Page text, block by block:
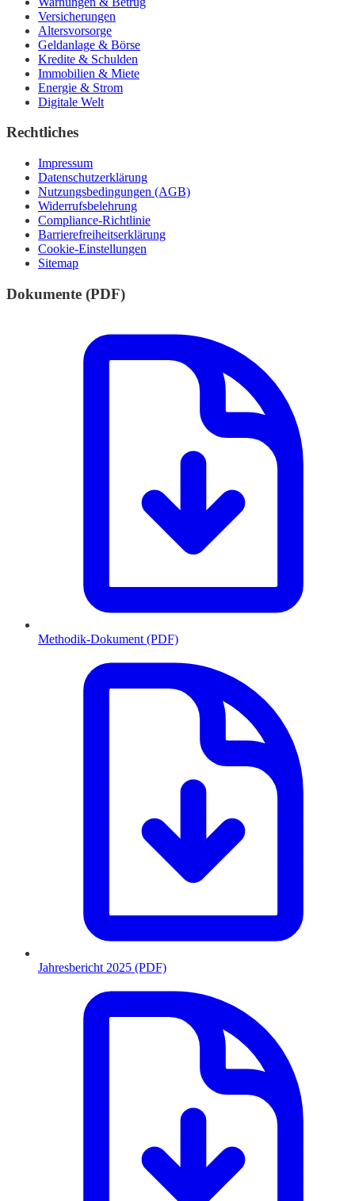
Versicherungen
Altersvorsorge
Geldanlage & Börse
Kredite & Schulden
Immobilien & Miete
Energie & Strom
Digitale Welt
Rechtliches
Impressum
Datenschutzerklärung
Nutzungsbedingungen (AGB)
Widerrufsbelehrung
Compliance-Richtlinie
Barrierefreiheitserklärung
Cookie-Einstellungen
Sitemap
Dokumente (PDF)
Methodik-Dokument (PDF)
Jahresbericht 2025 (PDF)